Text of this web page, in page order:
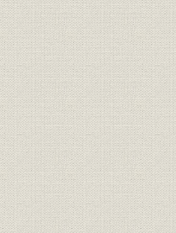
麻里布製油所の建設/航空揮発油
の製造をめざして
昭和13年
(1945年)5